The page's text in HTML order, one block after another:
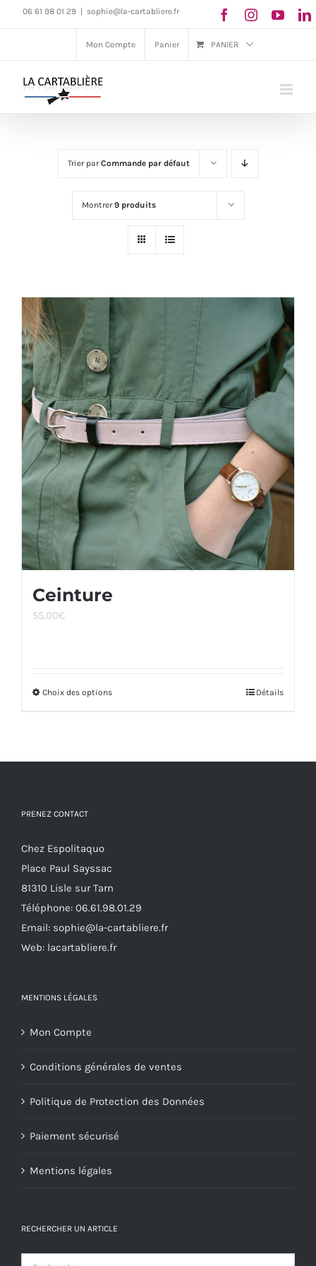
Passer06 61 98 01 29 sophie@la-cartabliere.fr
Mon Compte Panier PANIER
Trier parCommande par défaut
Montrer9 produits
Ceinture
55,00€
Choix des optionsCe
sur
la
page
du
Détails
PRENEZ CONTACT
Chez Espolitaquo
Place Paul Sayssac
81310 Lisle sur Tarn
Téléphone: 06.61.98.01.29
Email: sophie@la-cartabliere.fr
Web: lacartabliere.fr
MENTIONS LÉGALES
Mon Compte
Conditions générales de ventes
Politique de Protection des Données
Paiement sécurisé
Mentions légales
RECHERCHER UN ARTICLE